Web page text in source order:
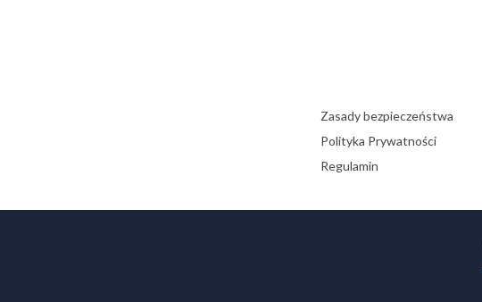
Zasady bezpieczeństwa
Polityka Prywatności
Regulamin